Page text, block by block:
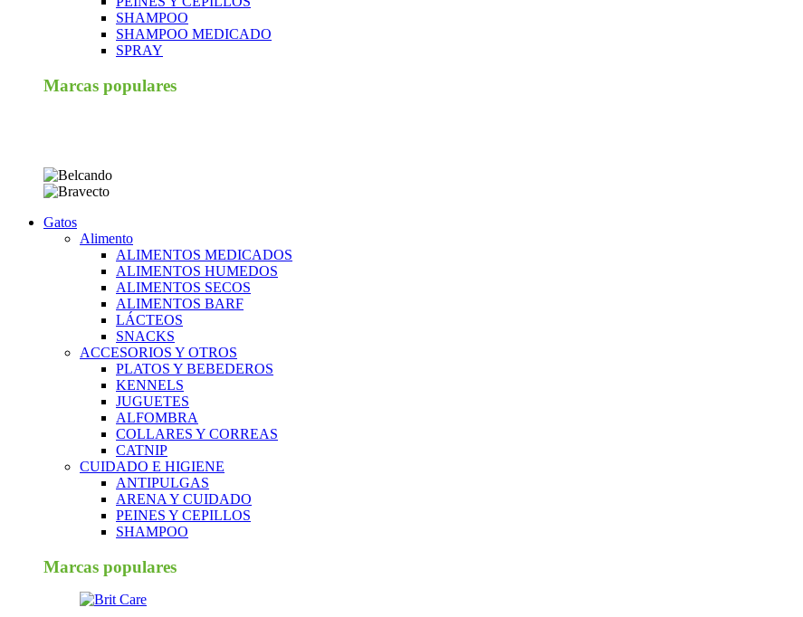
SHAMPOO
SHAMPOO MEDICADO
SPRAY
Marcas populares
Gatos
Alimento
ALIMENTOS MEDICADOS
ALIMENTOS HUMEDOS
ALIMENTOS SECOS
ALIMENTOS BARF
LÁCTEOS
SNACKS
ACCESORIOS Y OTROS
PLATOS Y BEBEDEROS
KENNELS
JUGUETES
ALFOMBRA
COLLARES Y CORREAS
CATNIP
CUIDADO E HIGIENE
ANTIPULGAS
ARENA Y CUIDADO
PEINES Y CEPILLOS
SHAMPOO
Marcas populares